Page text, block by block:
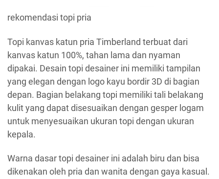
rekomendasi topi pria
Topi kanvas katun pria Timberland terbuat dari
kanvas katun 100%, tahan lama dan nyaman
dipakai. Desain topi desainer ini memiliki tampilan
yang elegan dengan logo kayu bordir 3D di bagian
depan. Bagian belakang topi memiliki tali belakang
kulit yang dapat disesuaikan dengan gesper logam
untuk menyesuaikan ukuran topi dengan ukuran
kepala.
Warna dasar topi desainer ini adalah biru dan bisa
dikenakan oleh pria dan wanita dengan gaya kasual.